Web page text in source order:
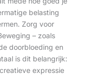
belasting
Zorg voor
– zoals
doorbloeding en
is dit belangrijk:
expressie